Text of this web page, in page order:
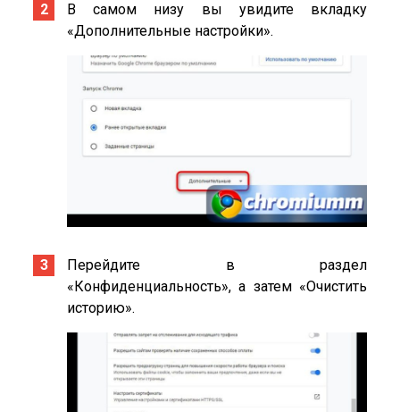
В самом низу вы увидите вкладку
«Дополнительные настройки».
Перейдите в раздел
«Конфиденциальность», а затем «Очистить
историю».